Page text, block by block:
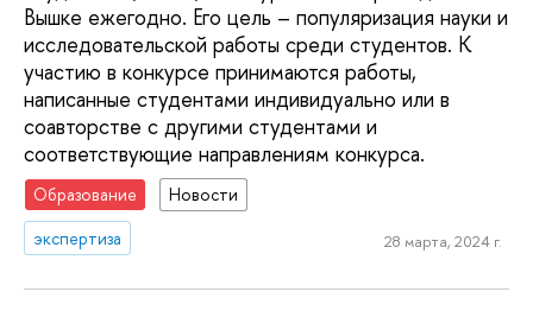
Вышке ежегодно. Его цель – популяризация науки и
исследовательской работы среди студентов. К
участию в конкурсе принимаются работы,
написанные студентами индивидуально или в
соавторстве с другими студентами и
соответствующие направлениям конкурса.
Образование
Новости
экспертиза
28 марта, 2024 г.